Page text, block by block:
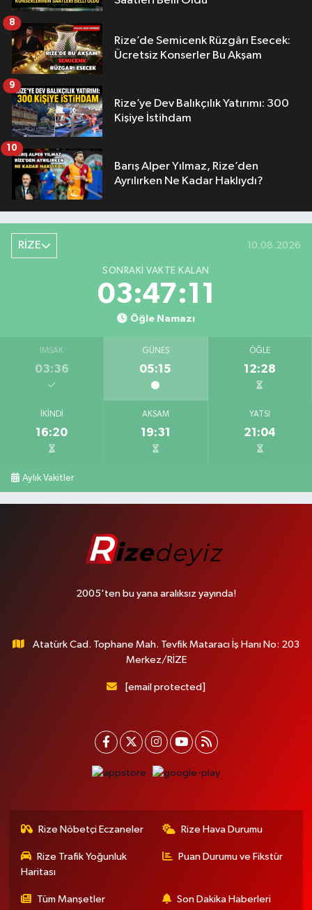
Rize’de Semicenk Rüzgârı Esecek:
Ücretsiz Konserler Bu Akşam
8
Rize’ye Dev Balıkçılık Yatırımı: 300
Kişiye İstihdam
9
Barış Alper Yılmaz, Rize’den
Ayrılırken Ne Kadar Haklıydı?
10
RİZE 10.08.2026
SONRAKI VAKTE KALAN
03:47:10
Öğle Namazı
İMSAK
03:36
GÜNEŞ
05:15
ÖĞLE
12:28
İKINDI
16:20
AKŞAM
19:31
YATSI
21:04
Aylık Vakitler
2005'ten bu yana aralıksız yayında!
Atatürk Cad. Tophane Mah. Tevfik Mataracı İş Hanı No: 203
Merkez/RİZE
[email protected]
Rize Nöbetçi Eczaneler Rize Hava Durumu
Rize Trafik Yoğunluk
Haritası
Puan Durumu ve Fikstür
Tüm Manşetler Son Dakika Haberleri